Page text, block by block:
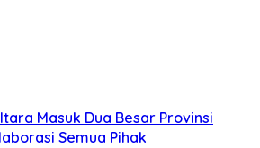
Masuk Dua Besar Provinsi
Semua Pihak